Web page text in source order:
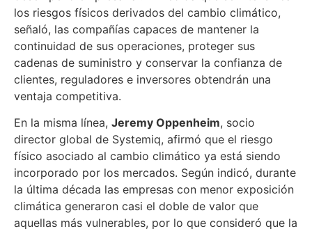
los riesgos físicos derivados del cambio climático,
señaló, las compañías capaces de mantener la
continuidad de sus operaciones, proteger sus
cadenas de suministro y conservar la confianza de
clientes, reguladores e inversores obtendrán una
ventaja competitiva.
En la misma línea, Jeremy Oppenheim, socio
director global de Systemiq, afirmó que el riesgo
físico asociado al cambio climático ya está siendo
incorporado por los mercados. Según indicó, durante
la última década las empresas con menor exposición
climática generaron casi el doble de valor que
aquellas más vulnerables, por lo que consideró que la